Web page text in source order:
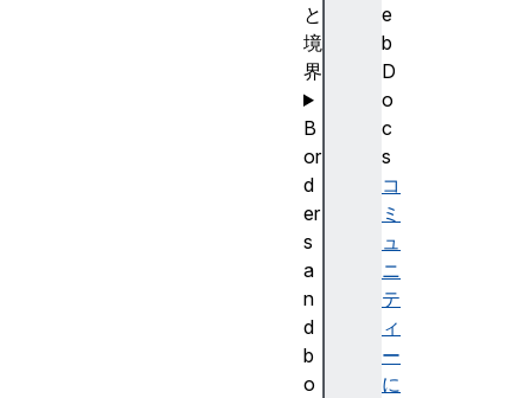
e
b
D
o
c
s
コ
ミ
ュ
ニ
テ
ィ
ー
に
と
境
界
B
or
d
er
s
a
n
d
b
o